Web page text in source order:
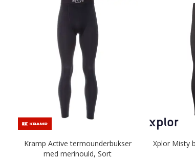
Kramp Active termounderbukser
med merinould, Sort
Xplor Misty